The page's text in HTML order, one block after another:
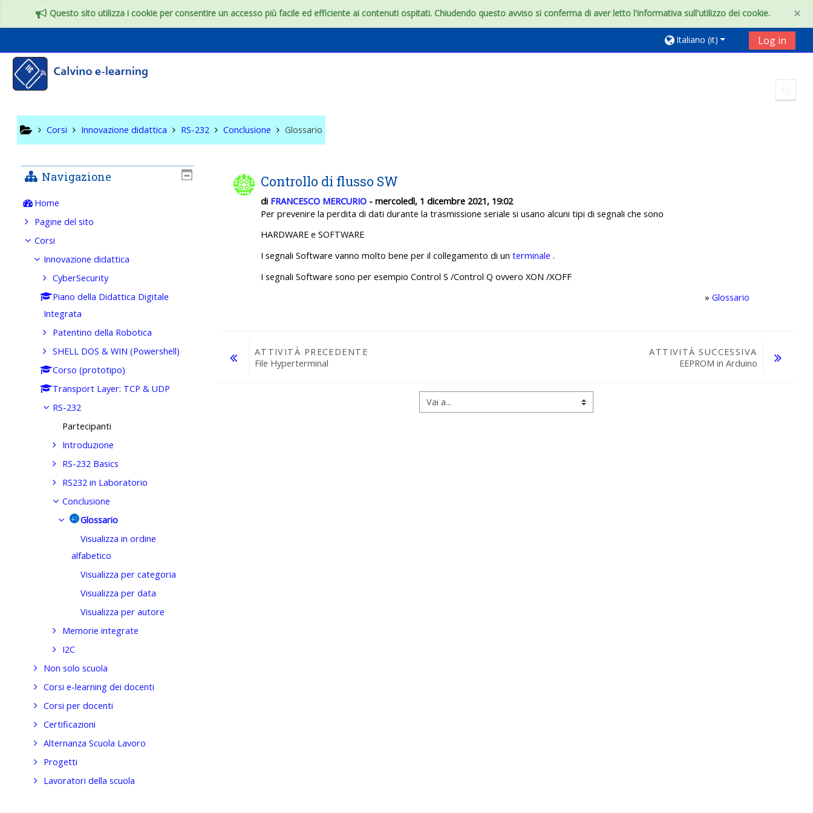
×
Questo sito utilizza i cookie per consentire un accesso più facile ed efficiente ai contenuti ospitati. Chiudendo questo avviso si conferma di aver letto l'informativa sull'utilizzo dei cookie.
Italiano ‎(it)‎ Log in
Corsi Innovazione didattica RS-232 Conclusione Glossario
Controllo di flusso SW
di FRANCESCO MERCURIO - mercoledì, 1 dicembre 2021, 19:02
Per prevenire la perdita di dati durante la trasmissione seriale si usano alcuni tipi di segnali che sono
HARDWARE e SOFTWARE
I segnali Software vanno molto bene per il collegamento di unterminale .
I segnali Software sono per esempio Control S /Control Q ovvero XON /XOFF
»Glossario
ATTIVITÀ PRECEDENTE
File Hyperterminal
ATTIVITÀ SUCCESSIVA
EEPROM in Arduino
Navigazione
Home
Pagine del sito
Corsi
Innovazione didattica
CyberSecurity
Piano della Didattica Digitale
Integrata
Patentino della Robotica
SHELL DOS & WIN (Powershell)
Corso (prototipo)
Transport Layer: TCP & UDP
RS-232
Partecipanti
Introduzione
RS-232 Basics
RS232 in Laboratorio
Conclusione
Glossario
Visualizza in ordine
alfabetico
Visualizza per categoria
Visualizza per data
Visualizza per autore
Memorie integrate
I2C
Non solo scuola
Corsi e-learning dei docenti
Corsi per docenti
Certificazioni
Alternanza Scuola Lavoro
Progetti
Lavoratori della scuola